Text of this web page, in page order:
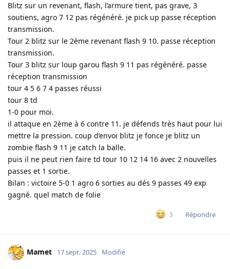
Blitz sur un revenant, flash, l’armure tient, pas grave, 3
soutiens, agro 7 12 pas régénéré. je pick up passe réception
transmission.
Tour 2 blitz sur le 2ème revenant flash 9 10. passe réception
transmission.
Tour 3 blitz sur loup garou flash 9 11 pas régénéré. passe
réception transmission
tour 4 5 6 7 4 passes réussi
tour 8 td
1-0 pour moi.
il attaque en 2ème à 6 contre 11. je défends très haut pour lui
mettre la pression. coup d’envoi blitz je fonce je blitz un
zombie flash 9 11 je catch la balle.
puis il ne peut rien faire td tour 10 12 14 16 avec 2 nouvelles
passes et 1 sortie.
Bilan : victoire 5-0 1 agro 6 sorties au dés 9 passes 49 exp
gagné. quel match de folie
3 Répondre
Mamet 17 sept. 2025 Modifié